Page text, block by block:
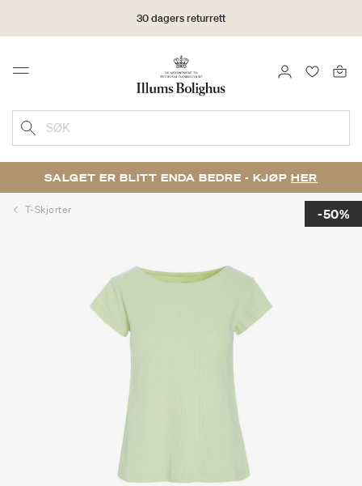
30 dagers returrett
Menu LOGG INN
SØK
SALGET ER BLITT ENDA BEDRE - KJØP HER
T-Skjorter -50%